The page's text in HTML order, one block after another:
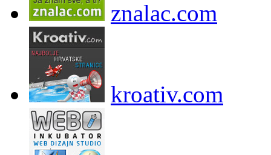
znalac.com
kroativ.com